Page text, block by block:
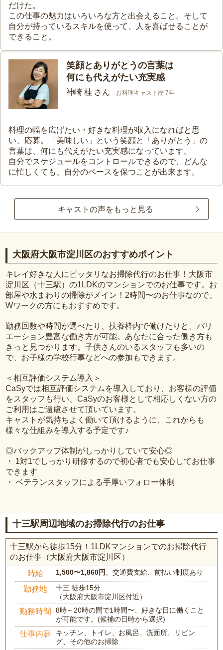
だけた。
この仕事の魅力はいろいろな方と出会えること。そして
自分が持っているスキルを使って、人を喜ばせることが
できること。
笑顔とありがとうの言葉は
何にも代えがたい充実感
神崎 桂 さん お料理キャスト歴 7年
料理の幅を広げたい・好きな料理が収入になればと思
い、応募。「美味しい」という笑顔と「ありがとう」の
言葉は、何にも代えがたい充実感になっています。
自分でスケジュールをコントロールできるので、どんな
に忙しくても、自分のペースを保つことが出来ます。
キャストの声をもっと見る
大阪府大阪市淀川区のおすすめポイント
キレイ好きな人にピッタリなお掃除代行のお仕事！大阪市
淀川区（十三駅）の1LDKのマンションでのお仕事です。お
部屋や水まわりの掃除がメイン！2時間〜のお仕事なので、
Wワークの方にもおすすめです。
勤務回数や時間が選べたり、扶養枠内で働けたりと、バリ
エーション豊富な働き方が可能。あなたに合った働き方も
きっと見つかります。子供さんのいるスタッフも多いの
で、お子様の学校行事などへの参加もできます。
＜相互評価システム導入＞
CaSyでは相互評価システムを導入しており、お客様の評価
をスタッフも行い、CaSyのお客様として相応しくない方の
ご利用はご遠慮させて頂いています。
キャストが気持ちよく働いて頂けるように、これからも
様々な仕組みを導入する予定です♪
◎バックアップ体制がしっかりしていて安心◎
・ 1対1でしっかり研修するので初心者でも安心してお仕事
できます
・ ベテランスタッフによる手厚いフォロー体制
十三駅周辺地域のお掃除代行のお仕事
十三駅から徒歩15分！1LDKマンションでのお掃除代行
のお仕事（大阪府大阪市淀川区）
時給 1,500〜1,860円、交通費支給、前払い制度あり
勤務地
十三 徒歩15分
（大阪府大阪市淀川区付近）
勤務時間
8時～20時の間で1時間〜、好きな日に働くこと
が可能です。(候補の日時から選択)
仕事内容
キッチン、トイレ、お風呂、洗面所、リビン
グ、その他のお掃除